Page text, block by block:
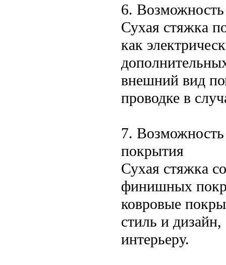
6.
Сухая стяжка
как
внешний вид
проводке в
7.
покрытия
Сухая стяжка
финишных
ковровые
стиль и
интерьеру.